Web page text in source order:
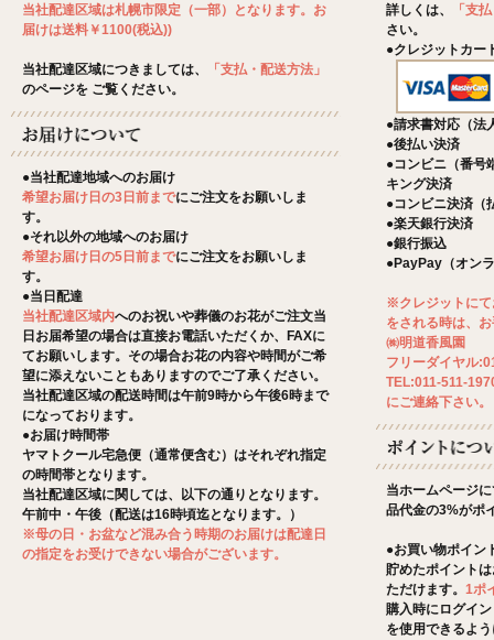
当社配達区域は札幌市限定（一部）となります。お
届けは送料￥1100(税込))
当社配達区域につきましては、
「支払・配送方法」
のページを ご覧ください。
●当社配達地域へのお届け
希望お届け日の3日前までにご注文をお願いしま
す。
●それ以外の地域へのお届け
希望お届け日の5日前までにご注文をお願いしま
す。
●当日配達
当社配達区域内へのお祝いや葬儀のお花がご注文当
日お届希望の場合は直接お電話いただくか、FAXに
てお願いします。その場合お花の内容や時間がご希
望に添えないこともありますのでご了承ください。
当社配達区域の配送時間は午前9時から午後6時まで
になっております。
●お届け時間帯
ヤマトクール宅急便（通常便含む）はそれぞれ指定
の時間帯となります。
当社配達区域に関しては、以下の通りとなります。
午前中・午後（配送は16時頃迄となります。）
※母の日・お盆など混み合う時期のお届けは配達日
の指定をお受けできない場合がございます。
詳しくは、
「支
さい。
●クレジットカー
●請求書対応（法
●後払い決済
●コンビニ（番号
キング決済
●コンビニ決済（
●楽天銀行決済
●銀行振込
●PayPay（オン
※クレジットにて
をされる時は、
㈱明道香風園
フリーダイヤル
TEL:011-511-
にご連絡下さい。
当ホームページ
品代金の3%がポ
●お買い物ポイン
貯めたポイント
ただけます。 1ポ
購入時にログイ
を使用できるよ